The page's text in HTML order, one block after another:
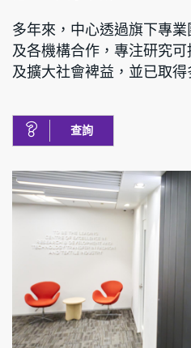
多年來，中心透過旗下專
及各機構合作，專注研究
及擴大社會裨益，並已取得
查詢